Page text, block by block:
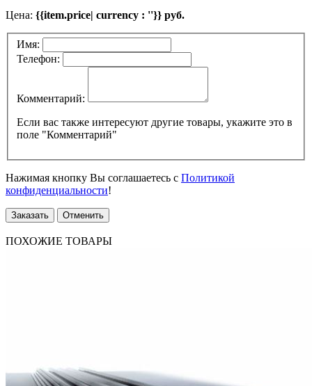
Цена: {{item.price| currency : ''}} руб.
Имя:
Телефон:
Комментарий:
Если вас также интересуют другие товары, укажите это в
поле "Комментарий"
Нажимая кнопку Вы соглашаетесь с Политикой
конфиденциальности!
Заказать Отменить
ПОХОЖИЕ ТОВАРЫ